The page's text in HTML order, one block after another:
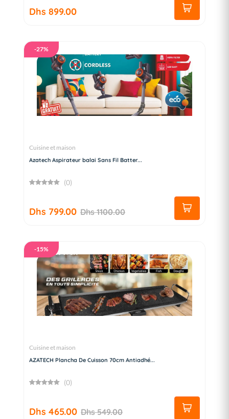
Dhs 899.00
-27%
Cuisine et maison
Azatech Aspirateur balai Sans Fil Batter...
(0)
Dhs 799.00 Dhs 1100.00
-15%
Cuisine et maison
AZATECH Plancha De Cuisson 70cm Antiadhé...
(0)
Dhs 465.00 Dhs 549.00